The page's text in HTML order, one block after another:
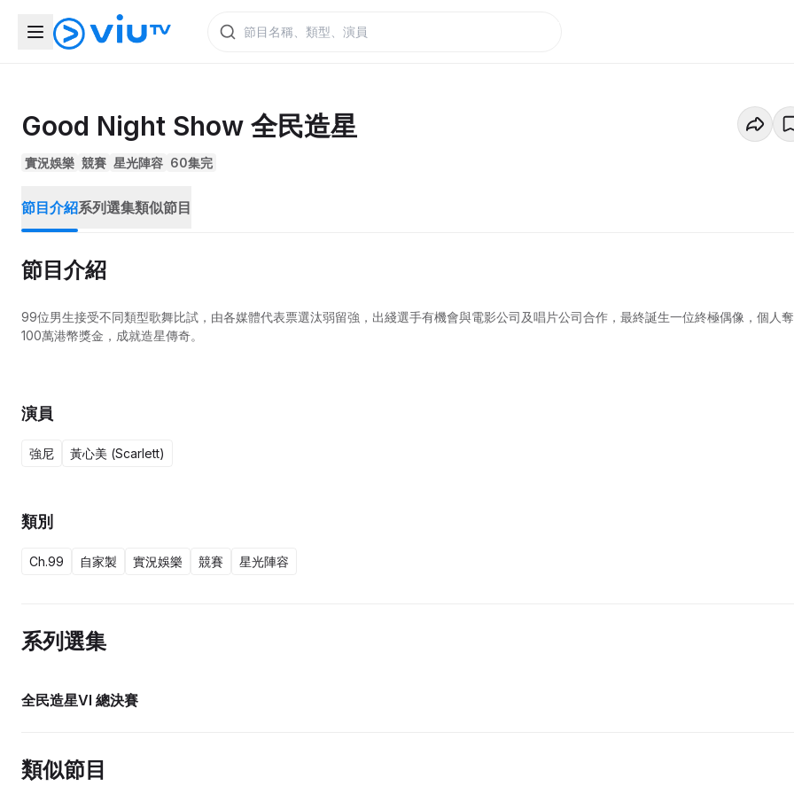
Good Night Show 全民造星
實況娛樂 競賽 星光陣容 60集完
節目介紹系列選集類似節目
節目介紹
99位男生接受不同類型歌舞比試，由各媒體代表票選汰弱留強，出綫選手有機會與電影公司及唱片公司合作，最終誕生一位終極偶像，個人
100萬港幣獎金，成就造星傳奇。
演員
強尼 黃心美 (Scarlett)
類別
Ch.99 自家製 實況娛樂 競賽 星光陣容
系列選集
全民造星VI 總決賽
類似節目